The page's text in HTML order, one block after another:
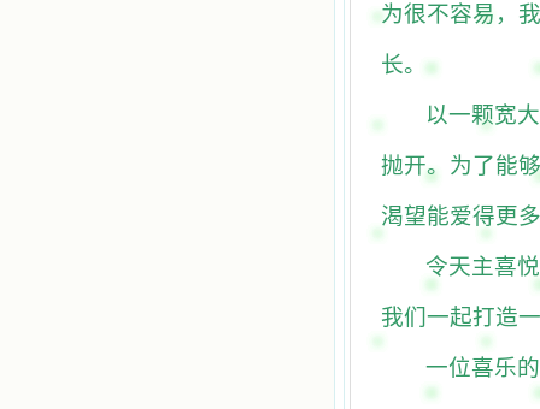
为很不容易，
长。
以一颗宽
抛开。为了能
渴望能爱得更
令天主喜
我们一起打造
一位喜乐